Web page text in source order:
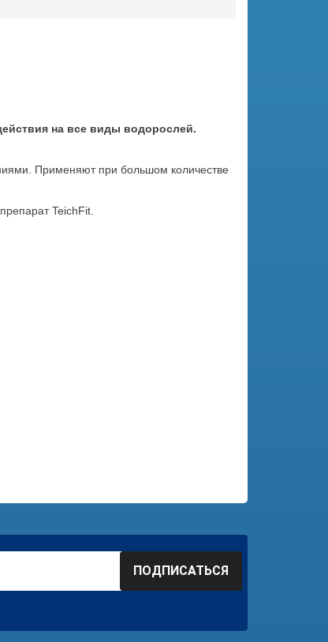
на все виды водорослей.
Применяют при большом количестве
TeichFit.
ПОДПИСАТЬСЯ